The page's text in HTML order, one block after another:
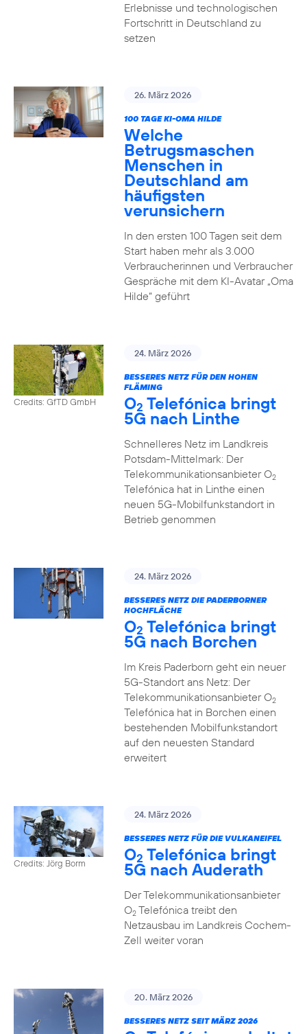
Erlebnisse und technologischen
Fortschritt in Deutschland zu
setzen
26. März 2026
100 TAGE KI-OMA HILDE
Welche
Betrugsmaschen
Menschen in
Deutschland am
häufigsten
verunsichern
In den ersten 100 Tagen seit dem
Start haben mehr als 3.000
Verbraucherinnen und Verbraucher
Gespräche mit dem KI-Avatar „Oma
Hilde“ geführt
Credits: GfTD GmbH
24. März 2026
BESSERES NETZ FÜR DEN HOHEN
FLÄMING
O2 Telefónica bringt
5G nach Linthe
Schnelleres Netz im Landkreis
Potsdam-Mittelmark: Der
Telekommunikationsanbieter O2
Telefónica hat in Linthe einen
neuen 5G-Mobilfunkstandort in
Betrieb genommen
24. März 2026
BESSERES NETZ DIE PADERBORNER
HOCHFLÄCHE
O2 Telefónica bringt
5G nach Borchen
Im Kreis Paderborn geht ein neuer
5G-Standort ans Netz: Der
Telekommunikationsanbieter O2
Telefónica hat in Borchen einen
bestehenden Mobilfunkstandort
auf den neuesten Standard
erweitert
Credits: Jörg Borm
24. März 2026
BESSERES NETZ FÜR DIE VULKANEIFEL
O2 Telefónica bringt
5G nach Auderath
Der Telekommunikationsanbieter
O2Telefónica treibt den
Netzausbau im Landkreis Cochem-
Zell weiter voran
20. März 2026
BESSERES NETZ SEIT MÄRZ 2026